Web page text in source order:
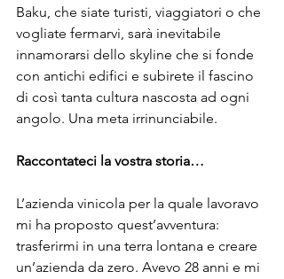
Baku, che siate turisti, viaggiatori o che
vogliate fermarvi, sarà inevitabile
innamorarsi dello skyline che si fonde
con antichi edifici e subirete il fascino
di così tanta cultura nascosta ad ogni
angolo. Una meta irrinunciabile.
Raccontateci la vostra storia…
L’azienda vinicola per la quale lavoravo
mi ha proposto quest’avventura:
trasferirmi in una terra lontana e creare
un’azienda da zero. Avevo 28 anni e mi